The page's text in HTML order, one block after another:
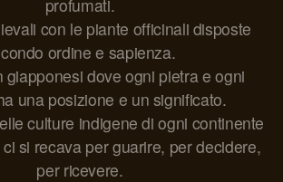
profumati.
con le piante officinali disposte
ordine e sapienza.
giapponesi dove ogni pietra e ogni
una posizione e un significato.
culture indigene di ogni continente
si recava per guarire, per decidere,
per ricevere.